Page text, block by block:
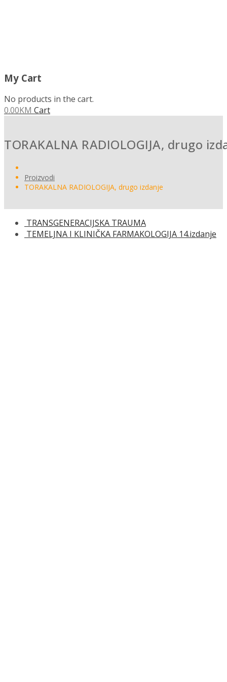
My Cart
No products in the cart.
0.00KM Cart
TORAKALNA RADIOLOGIJA, drugo
Proizvodi
TORAKALNA RADIOLOGIJA, drugo izdanje
TRANSGENERACIJSKA TRAUMA
TEMELJNA I KLINIČKA FARMAKOLOGIJA 14.izdanje